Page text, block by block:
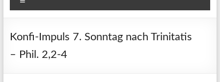
Konfi-Impuls 7. Sonntag nach Trinitatis
– Phil. 2,2-4